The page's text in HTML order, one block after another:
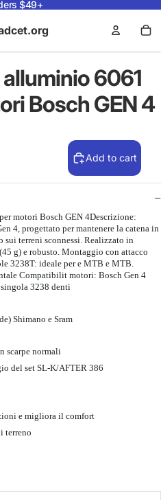
$49+
6061
Bosch GEN 4
Add to cart
motori Bosch GEN 4Descrizione:
4, progettato per mantenere la catena in
sui terreni sconnessi. Realizzato in
g) e robusto. Montaggio con attacco
3238T: ideale per e MTB e MTB.
Compatibilit motori: Bosch Gen 4
3238 denti
Shimano e Sram
scarpe normali
del set SL-K/AFTER 386
e migliora il comfort
terreno